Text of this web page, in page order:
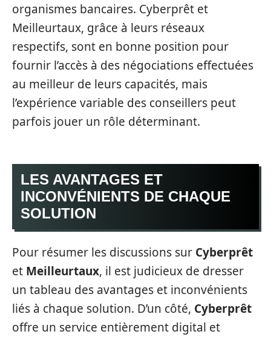
organismes bancaires. Cyberprêt et
Meilleurtaux, grâce à leurs réseaux
respectifs, sont en bonne position pour
fournir l’accès à des négociations effectuées
au meilleur de leurs capacités, mais
l’expérience variable des conseillers peut
parfois jouer un rôle déterminant.
LES AVANTAGES ET
INCONVÉNIENTS DE CHAQUE
SOLUTION
Pour résumer les discussions sur Cyberprêt
et Meilleurtaux, il est judicieux de dresser
un tableau des avantages et inconvénients
liés à chaque solution. D’un côté, Cyberprêt
offre un service entièrement digital et